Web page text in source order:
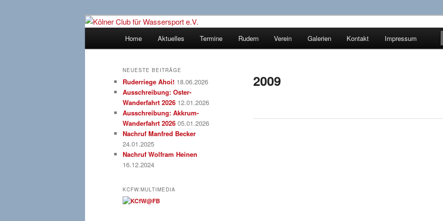
Kölner Club für Wassersport e.V.
gegründet 1907
Home Aktuelles Termine Rudern Verein Galerien Kontakt Impressum
2009
NEUESTE BEITRÄGE
Ruderriege Ahoi! 18.06.2026
Ausschreibung: Oster-
Wanderfahrt 2026 12.01.2026
Ausschreibung: Akkrum-
Wanderfahrt 2026 05.01.2026
Nachruf Manfred Becker
24.01.2025
Nachruf Wolfram Heinen
16.12.2024
KCFW.MULTIMEDIA